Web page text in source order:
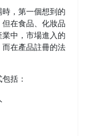
，第一個想到的
在食品、化妝品
中，市場進入的
在產品註冊的法
括：